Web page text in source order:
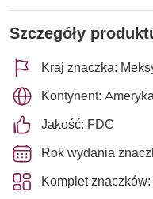
Szczegóły
Kraj znaczka:
Kontynent:
Jakość: FDC
Rok wydania
Komplet znaczków: